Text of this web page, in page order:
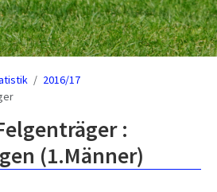
2016/17
:
(1.Männer)